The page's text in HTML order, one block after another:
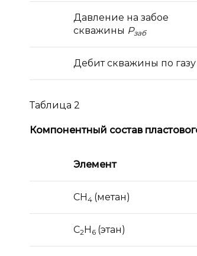
Давление на забое
скважины Рзаб
Дебит скважины по газу
Таблица 2
Компонентный состав
Элемент
СН4 (метан)
С2Н 6 (этан)